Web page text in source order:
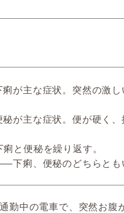
が主な症状。突然の激し
が主な症状。便が硬く、
と便秘を繰り返す。
痢、便秘のどちらとも
勤中の電車で、突然お腹